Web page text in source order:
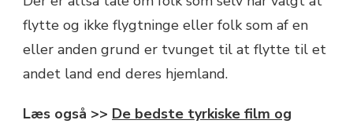
flytte og ikke flygtninge eller folk som af en
eller anden grund er tvunget til at flytte til et
andet land end deres hjemland.
Læs også >> De bedste tyrkiske film og